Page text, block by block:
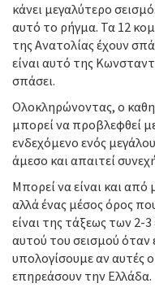
κάνει μεγαλύτερο
αυτό το ρήγμα. Τα 12
της Ανατολίας έχουν
είναι αυτό της
σπάσει.
Ολοκληρώνοντας, ο
μπορεί να προβλεφθεί
ενδεχόμενο ενός
άμεσο και απαιτεί
Μπορεί να είναι και
αλλά ένας μέσος όρος
είναι της τάξεως των 2-
αυτού του σεισμού όταν
υπολογίσουμε αν αυτές
επηρεάσουν την Ελλάδα.